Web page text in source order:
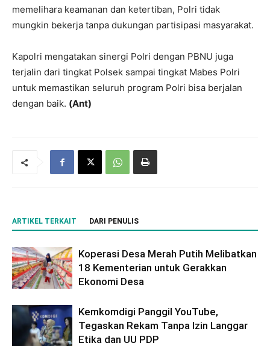
memelihara keamanan dan ketertiban, Polri tidak
mungkin bekerja tanpa dukungan partisipasi masyarakat.
Kapolri mengatakan sinergi Polri dengan PBNU juga
terjalin dari tingkat Polsek sampai tingkat Mabes Polri
untuk memastikan seluruh program Polri bisa berjalan
dengan baik. (Ant)
ARTIKEL TERKAIT DARI PENULIS
Koperasi Desa Merah Putih Melibatkan
18 Kementerian untuk Gerakkan
Ekonomi Desa
Kemkomdigi Panggil YouTube,
Tegaskan Rekam Tanpa Izin Langgar
Etika dan UU PDP